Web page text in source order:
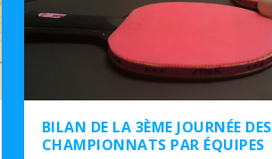
BILAN DE LA 3ÈME JOURNÉE DES
CHAMPIONNATS PAR ÉQUIPES